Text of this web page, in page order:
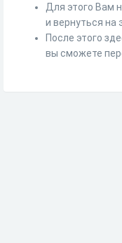
Для этого Вам
и вернуться на
После этого
вы сможете